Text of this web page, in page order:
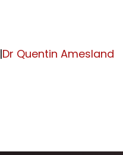
|Dr Quentin Amesland